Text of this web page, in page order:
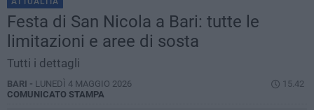
Festa di San Nicola a Bari: tutte le
limitazioni e aree di sosta
Tutti i dettagli
BARI - LUNEDÌ 4 MAGGIO 2026
15.42
COMUNICATO STAMPA